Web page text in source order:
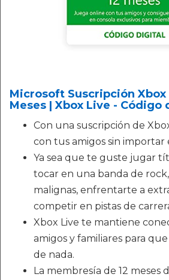
Microsoft Suscripción Xbox
Meses | Xbox Live - Código
Con una suscripción de
con tus amigos sin importar
Ya sea que te guste jugar
tocar en una banda de
malignas, enfrentarte a
competir en pistas de
Xbox Live te mantiene
amigos y familiares para
de nada.
La membresía de 12 meses